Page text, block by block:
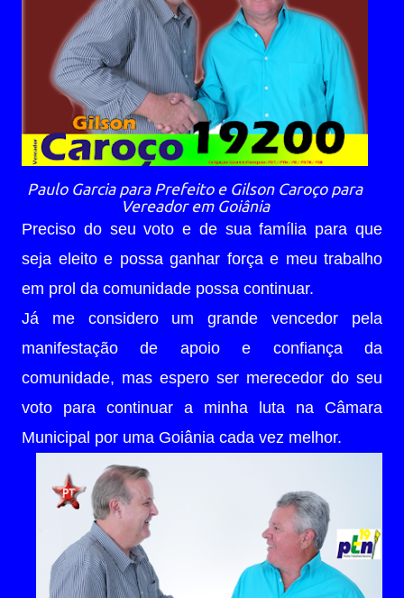
Paulo Garcia para Prefeito e Gilson Caroço para
Vereador em Goiânia
Preciso do seu voto e de sua família para que
seja eleito e possa ganhar força e meu trabalho
em prol da comunidade possa continuar.
Já me considero um grande vencedor pela
manifestação de apoio e confiança da
comunidade, mas espero ser merecedor do seu
voto para continuar a minha luta na Câmara
Municipal por uma Goiânia cada vez melhor.